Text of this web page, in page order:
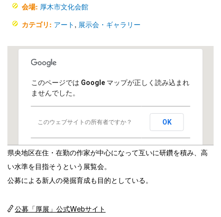
会場: 厚木市文化会館
カテゴリ: アート, 展示会・ギャラリー
このページでは Google マップが正しく読み込まれ
ませんでした。
このウェブサイトの所有者ですか？ OK
県央地区在住・在勤の作家が中心になって互いに研鑽を積み、高
い水準を目指そうという展覧会。
公募による新人の発掘育成も目的としている。
公募「厚展」公式Webサイト